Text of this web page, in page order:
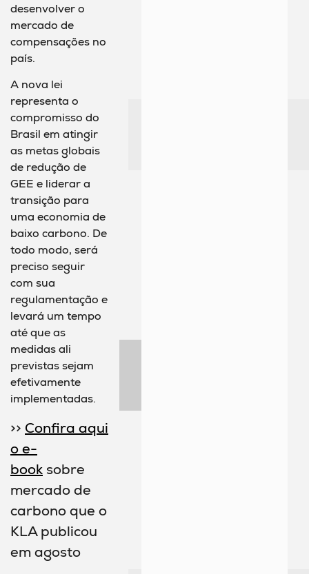
desenvolver o
mercado de
compensações no
país.
A nova lei
representa o
compromisso do
Brasil em atingir
as metas globais
de redução de
GEE e liderar a
transição para
uma economia de
baixo carbono. De
todo modo, será
preciso seguir
com sua
regulamentação e
levará um tempo
até que as
medidas ali
previstas sejam
efetivamente
implementadas.
>> Confira aqui
o e-
book sobre
mercado de
carbono que o
KLA publicou
em agosto